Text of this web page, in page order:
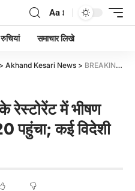
Aa
रुचियां समाचार लिखे
> Akhand Kesari News > BREAKING दिल्ली के रेस्टोरेंट में भीषण आग, मौत का आंकड़ा 20 पहुंचा; कई विदेशी नागरिकों की भी मौत
रेस्टोरेंट में भीषण
पहुंचा; कई विदेशी